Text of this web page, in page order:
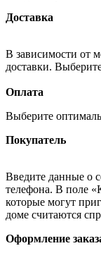
Доставка
В зависимости от
доставки.
Оплата
Выберите
Покупатель
Введите данные о
телефона. В поле
которые могут
доме считаются
Оформление